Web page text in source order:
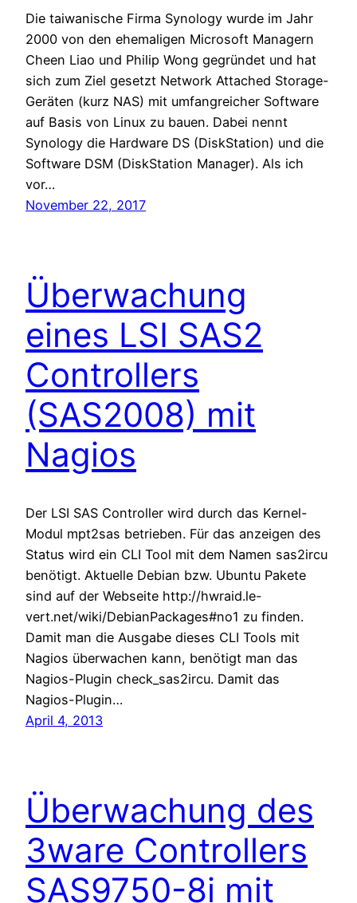
Die taiwanische Firma Synology wurde im Jahr
2000 von den ehemaligen Microsoft Managern
Cheen Liao und Philip Wong gegründet und hat
sich zum Ziel gesetzt Network Attached Storage-
Geräten (kurz NAS) mit umfangreicher Software
auf Basis von Linux zu bauen. Dabei nennt
Synology die Hardware DS (DiskStation) und die
Software DSM (DiskStation Manager). Als ich
vor…
November 22, 2017
Überwachung
eines LSI SAS2
Controllers
(SAS2008) mit
Nagios
Der LSI SAS Controller wird durch das Kernel-
Modul mpt2sas betrieben. Für das anzeigen des
Status wird ein CLI Tool mit dem Namen sas2ircu
benötigt. Aktuelle Debian bzw. Ubuntu Pakete
sind auf der Webseite http://hwraid.le-
vert.net/wiki/DebianPackages#no1 zu finden.
Damit man die Ausgabe dieses CLI Tools mit
Nagios überwachen kann, benötigt man das
Nagios-Plugin check_sas2ircu. Damit das
Nagios-Plugin…
April 4, 2013
Überwachung des
3ware Controllers
SAS9750-8i mit